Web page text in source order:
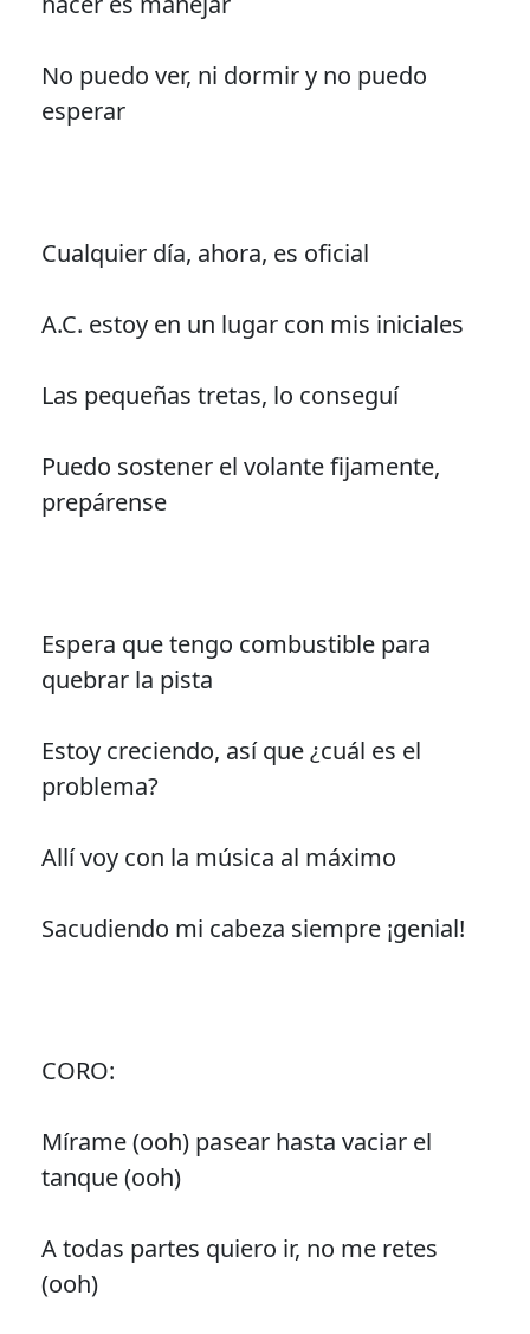
No puedo ver, ni dormir y no puedo
esperar
Cualquier día, ahora, es oficial
A.C. estoy en un lugar con mis iniciales
Las pequeñas tretas, lo conseguí
Puedo sostener el volante fijamente,
prepárense
Espera que tengo combustible para
quebrar la pista
Estoy creciendo, así que ¿cuál es el
problema?
Allí voy con la música al máximo
Sacudiendo mi cabeza siempre ¡genial!
CORO:
Mírame (ooh) pasear hasta vaciar el
tanque (ooh)
A todas partes quiero ir, no me retes
(ooh)